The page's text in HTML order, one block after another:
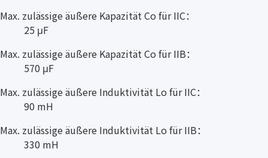
Max. zulässige äußere Kapazität Co für IIC：
25 μF
Max. zulässige äußere Kapazität Co für IIB：
570 μF
Max. zulässige äußere Induktivität Lo für IIC：
90 mH
Max. zulässige äußere Induktivität Lo für IIB：
330 mH